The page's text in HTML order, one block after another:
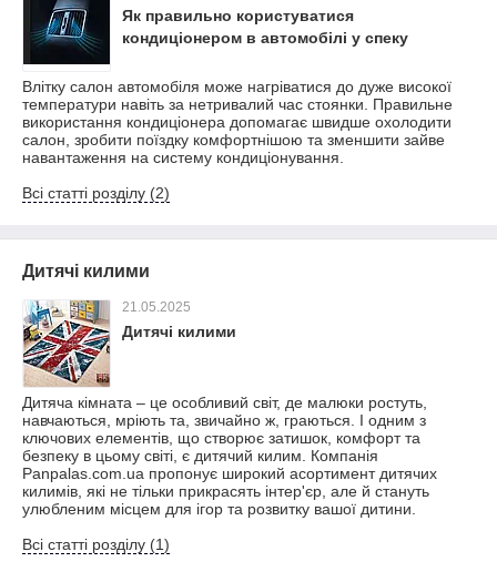
Як правильно користуватися
кондиціонером в автомобілі у спеку
Влітку салон автомобіля може нагріватися до дуже високої
температури навіть за нетривалий час стоянки. Правильне
використання кондиціонера допомагає швидше охолодити
салон, зробити поїздку комфортнішою та зменшити зайве
навантаження на систему кондиціонування.
Всі статті розділу (2)
Дитячі килими
21.05.2025
Дитячі килими
Дитяча кімната – це особливий світ, де малюки ростуть,
навчаються, мріють та, звичайно ж, граються. І одним з
ключових елементів, що створює затишок, комфорт та
безпеку в цьому світі, є дитячий килим. Компанія
Panpalas.com.ua пропонує широкий асортимент дитячих
килимів, які не тільки прикрасять інтер'єр, але й стануть
улюбленим місцем для ігор та розвитку вашої дитини.
Всі статті розділу (1)